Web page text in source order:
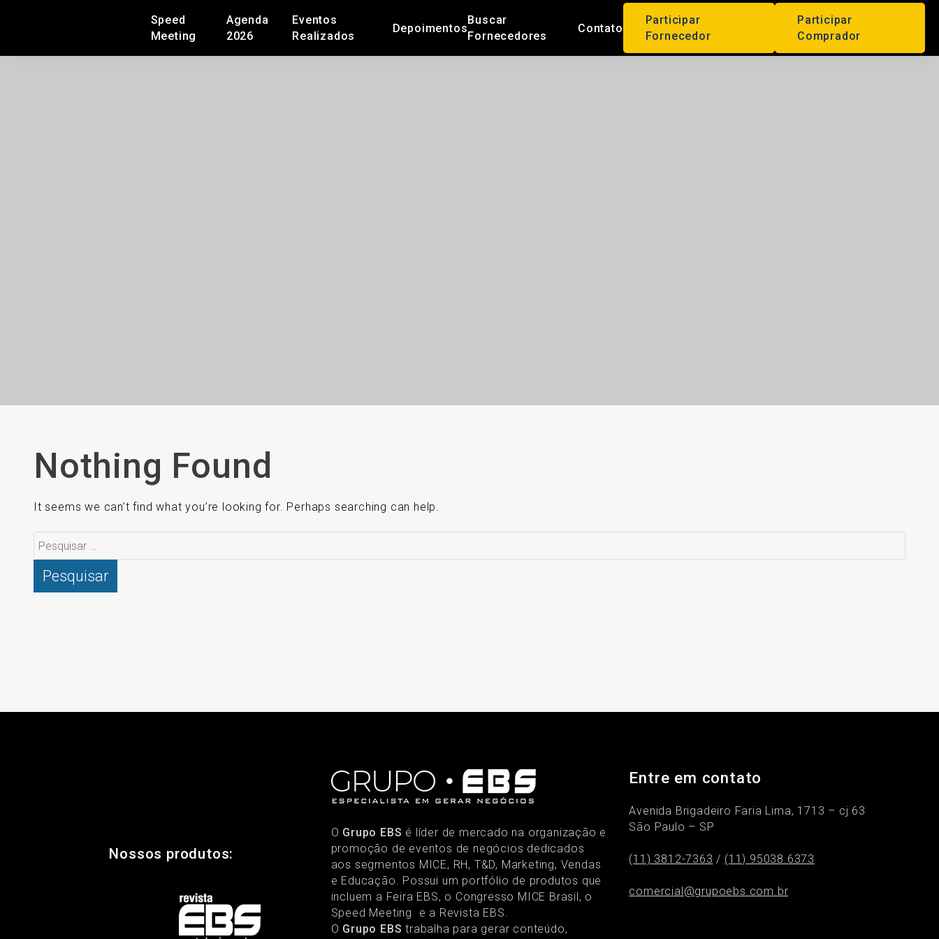
Speed
Meeting
Agenda
2026
Eventos
Realizados
Depoimentos
Buscar
Fornecedores
Contato
Participar
Fornecedor
Participar
Comprador
Nothing Found
It seems we can’t find what you’re looking for. Perhaps searching can help.
Pesquisar
por:
Nossos produtos:
O Grupo EBS é líder de mercado na organização e
promoção de eventos de negócios dedicados
aos segmentos MICE, RH, T&D, Marketing, Vendas
e Educação. Possui um portfólio de produtos que
incluem a Feira EBS, o Congresso MICE Brasil, o
Speed Meeting e a Revista EBS.
O Grupo EBS trabalha para gerar conteúdo,
Entre em contato
Avenida Brigadeiro Faria Lima, 1713 – cj 63
São Paulo – SP
(11) 3812-7363 / (11) 95038.6373
comercial@grupoebs.com.br